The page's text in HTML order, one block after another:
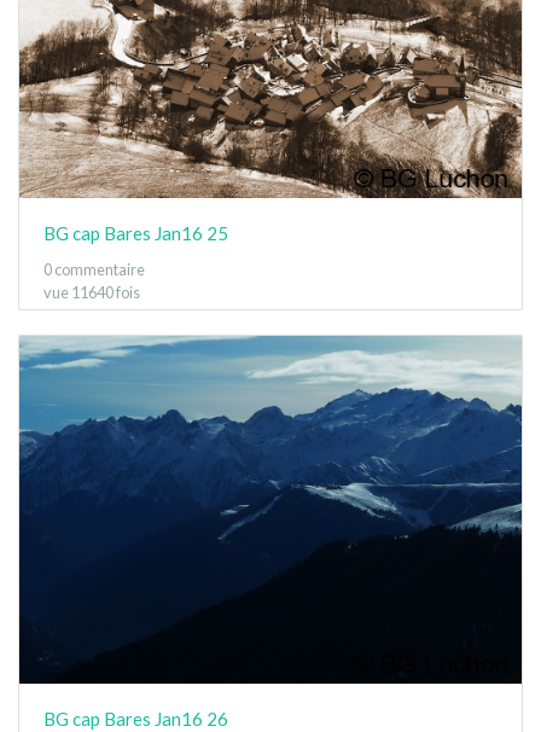
BG cap Bares Jan16 25
0 commentaire
vue 11640 fois
BG cap Bares Jan16 26